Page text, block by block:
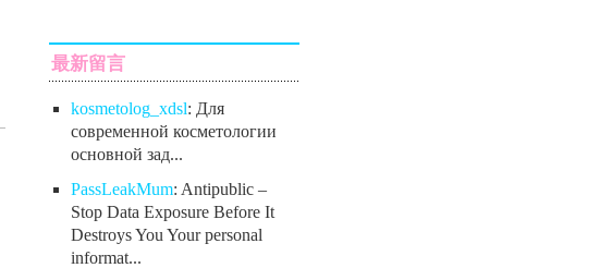
最新留言
kosmetolog_xdsl: Для
современной косметологии
основной зад...
PassLeakMum: Antipublic –
Stop Data Exposure Before It
Destroys You Your personal
informat...